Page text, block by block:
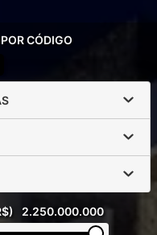
POR CÓDIGO
2.250.000.000